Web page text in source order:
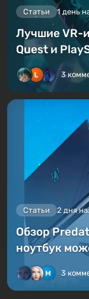
Статьи 1 день
Лучшие VR-
Quest и
3
Статьи 2 дня
Обзор
ноутбук
3